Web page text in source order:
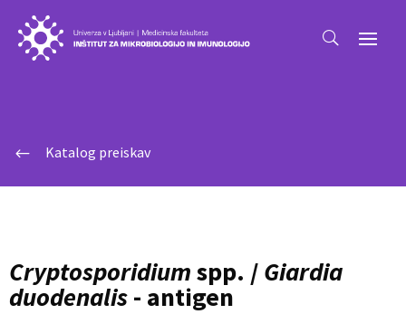
# Katalog preiskav
Cryptosporidiumspp. /Giardia
duodenalis- antigen